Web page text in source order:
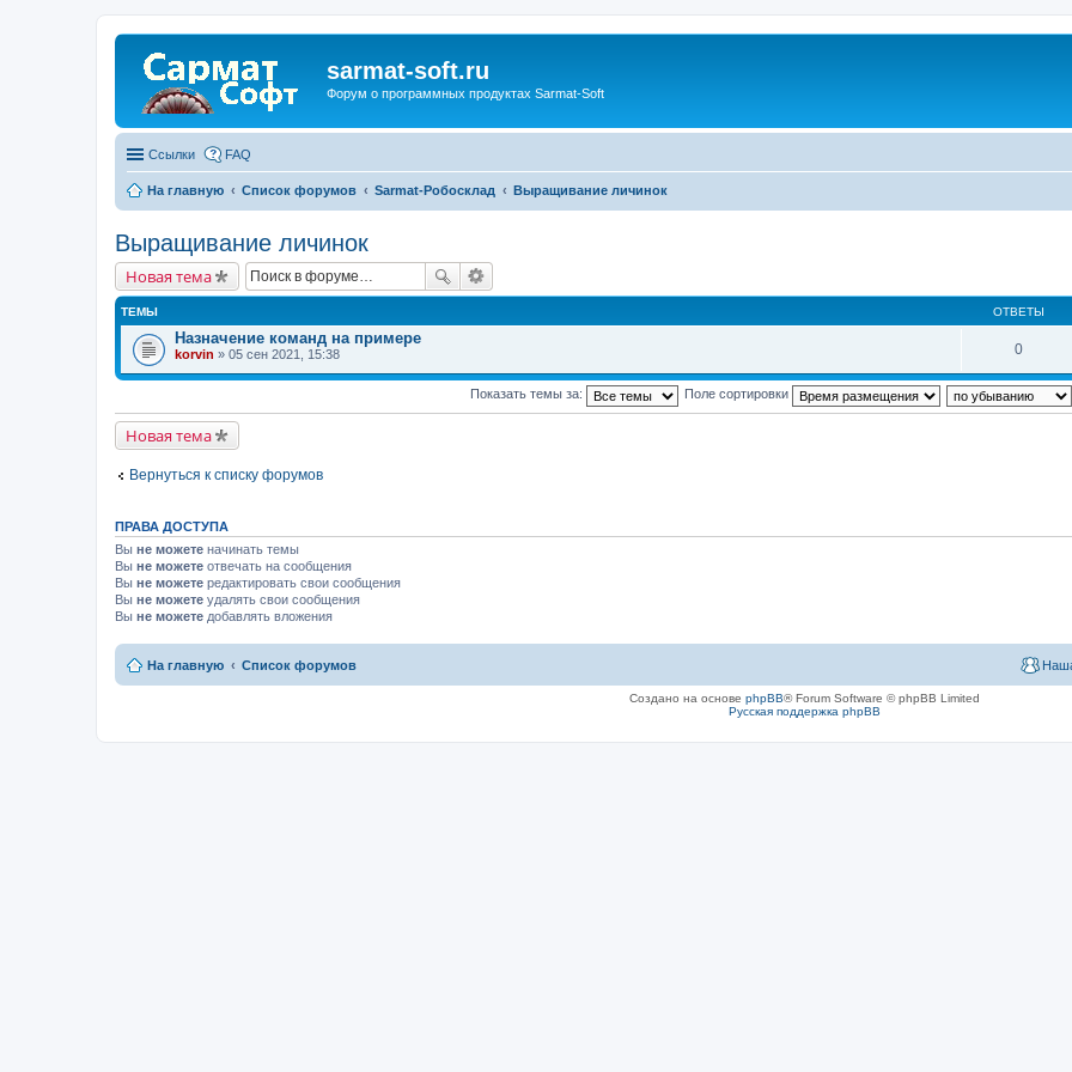
sarmat-soft.ru
Форум о программных продуктах Sarmat-Soft
Ссылки FAQ
На главную Список форумов Sarmat-Робосклад Выращивание личинок
Выращивание личинок
Новая тема
ТЕМЫ ОТВЕТЫ
Назначение команд на примере
korvin » 05 сен 2021, 15:38 0
Показать темы за: Поле сортировки
Новая тема
Вернуться к списку форумов
ПРАВА ДОСТУПА
Вы не можете начинать темы
Вы не можете отвечать на сообщения
Вы не можете редактировать свои сообщения
Вы не можете удалять свои сообщения
Вы не можете добавлять вложения
На главную Список форумов
Создано на основе phpBB® Forum Software © phpBB Limited
Русская поддержка phpBB